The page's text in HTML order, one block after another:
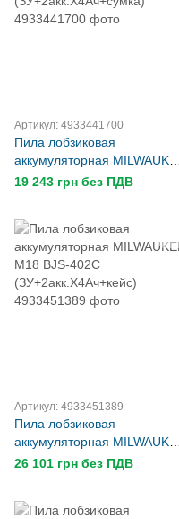
Артикул: 4933441700
Пила лобзиковая
аккумуляторная MILWAUKEE
M12 JS-402B
19 243 грн без ПДВ
Артикул: 4933451389
Пила лобзиковая
аккумуляторная MILWAUKEE
M18 BJS-402C
26 101 грн без ПДВ